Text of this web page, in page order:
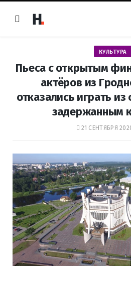
КУЛЬТУРА
Пьеса с открытым
актёров из
отказались играть
задержанным
21 СЕНТЯБРЯ